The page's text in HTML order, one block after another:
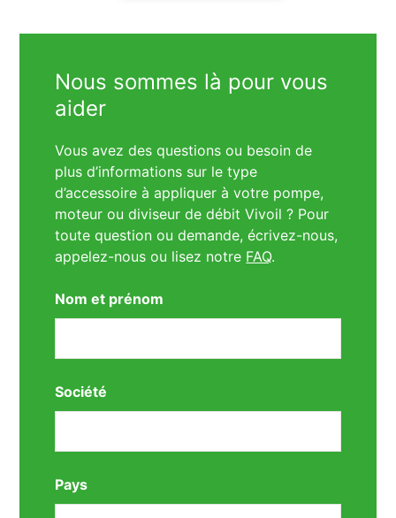
Nous sommes là pour vous
aider
Vous avez des questions ou besoin de
plus d’informations sur le type
d’accessoire à appliquer à votre pompe,
moteur ou diviseur de débit Vivoil ? Pour
toute question ou demande, écrivez-nous,
appelez-nous ou lisez notre FAQ.
Nom et prénom
Société
Pays